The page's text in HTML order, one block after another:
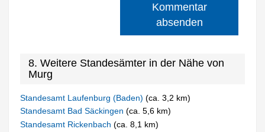
Kommentar
absenden
8. Weitere Standesämter in der Nähe von
Murg
Standesamt Laufenburg (Baden)(ca. 3,2 km)
Standesamt Bad Säckingen(ca. 5,6 km)
Standesamt Rickenbach(ca. 8,1 km)